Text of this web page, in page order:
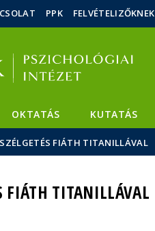
PPK FELVÉTELIZŐKNEK
OKTATÁS KUTATÁS
FIÁTH TITANILLÁVAL
FIÁTH TITANILLÁVAL